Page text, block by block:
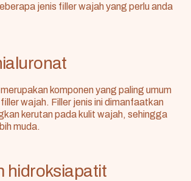
jenis filler wajah yang perlu anda
komponen yang paling umum
wajah. Filler jenis ini dimanfaatkan
kerutan pada kulit wajah, sehingga
muda.
hidroksiapatit